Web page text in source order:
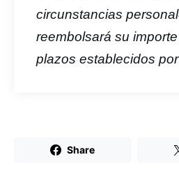
circunstancias
reembolsará su
plazos establecidos por
Share